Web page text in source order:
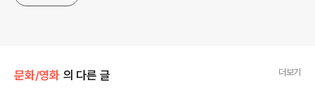
문화/영화 의 다른 글 더보기